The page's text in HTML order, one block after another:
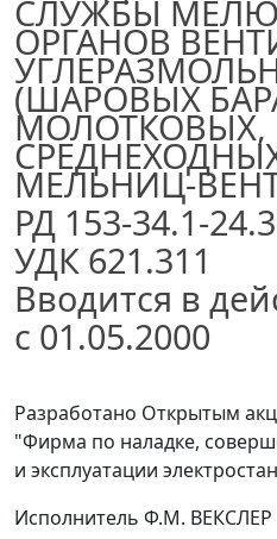
СЛУЖБЫ
ОРГАНОВ
(ШАРОВЫХ
МОЛОТКОВЫХ,
МЕЛЬНИЦ-
РД 153-34.1-
УДК 621.311
Вводится в
с 01.05.2000
Разработано Открытым
"Фирма по наладке,
и эксплуатации
Исполнитель Ф.М. ВЕКСЛЕР